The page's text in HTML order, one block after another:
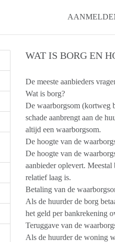
WAT IS BORG EN
De meeste aanbieders
Wat is borg?
De waarborgsom (kortweg
schade aanbrengt aan de
altijd een waarborgsom.
De hoogte van de
De hoogte van de
aanbieder oplevert.
relatief laag is.
Betaling van de
Als de huurder de borg
het geld per bankrekening
Teruggave van de
Als de huurder de woning